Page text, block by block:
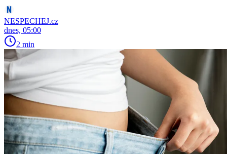
NESPECHEJ.cz
dnes, 05:00
2 min